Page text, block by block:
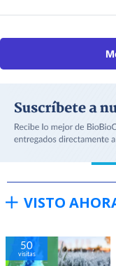
VISTO
50
visitas